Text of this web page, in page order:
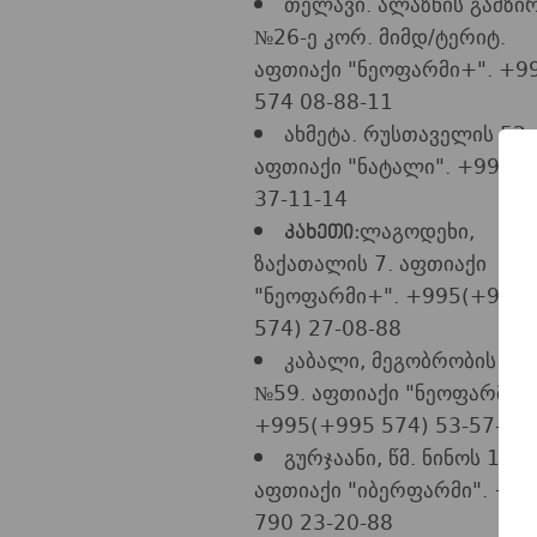
№26-ე კორ. მიმდ/ტერიტ.
აფთიაქი "ნეოფარმი+".
574 08-88-11
ახმეტა. რუსთაველის 52.
აფთიაქი "ნატალი". +995
37-11-14
კახეთი:ლაგოდეხი,
ზაქათალის 7. აფთიაქი
"ნეოფარმი+". +995(+995
574) 27-08-88
კაბალი, მეგობრობის ქ.
№59. აფთიაქი "ნეოფარმი+".
+995(+995 574) 53-57-95
გურჯაანი, წმ. ნინოს 1.
აფთიაქი "იბერფარმი". +995
790 23-20-88